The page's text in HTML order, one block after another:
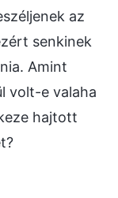
az
senkinek
Amint
volt-e valaha
hajtott